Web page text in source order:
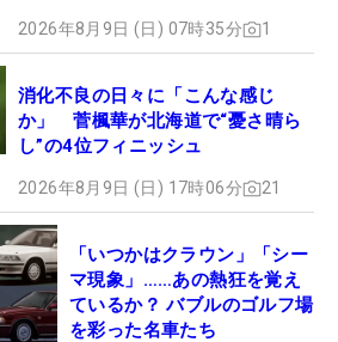
2026年8月9日 (日) 07時35分 1
消化不良の日々に「こんな感じ
か」 菅楓華が北海道で“憂さ晴ら
し”の4位フィニッシュ
2026年8月9日 (日) 17時06分 21
「いつかはクラウン」「シー
マ現象」……あの熱狂を覚え
ているか？ バブルのゴルフ場
を彩った名車たち